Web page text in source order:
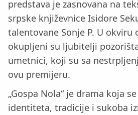
predstava je zasnovana na
srpske književnice Isidore
talentovane Sonje P. U okviru
okupljeni su ljubitelji
umetnici, koji su sa
ovu premijeru.
„Gospa Nola“ je drama koja
identiteta, tradicije i sukoba